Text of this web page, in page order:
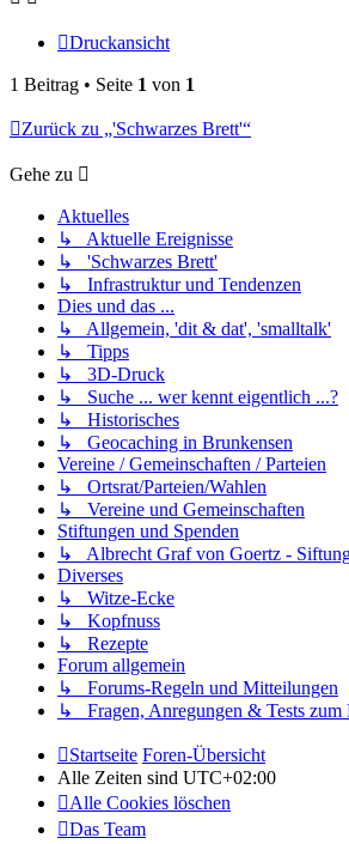
Druckansicht
1 Beitrag • Seite 1 von 1
Zurück zu „'Schwarzes Brett'“
Gehe zu
Aktuelles
↳ Aktuelle Ereignisse
↳ 'Schwarzes Brett'
↳ Infrastruktur und Tendenzen
Dies und das ...
↳ Allgemein, 'dit & dat', 'smalltalk'
↳ Tipps
↳ 3D-Druck
↳ Suche ... wer kennt eigentlich ...?
↳ Historisches
↳ Geocaching in Brunkensen
Vereine / Gemeinschaften / Parteien
↳ Ortsrat/Parteien/Wahlen
↳ Vereine und Gemeinschaften
Stiftungen und Spenden
↳ Albrecht Graf von Goertz -
Diverses
↳ Witze-Ecke
↳ Kopfnuss
↳ Rezepte
Forum allgemein
↳ Forums-Regeln und Mitteilungen
↳ Fragen, Anregungen & Tests zum
Startseite Foren-Übersicht
Alle Zeiten sind UTC+02:00
Alle Cookies löschen
Das Team